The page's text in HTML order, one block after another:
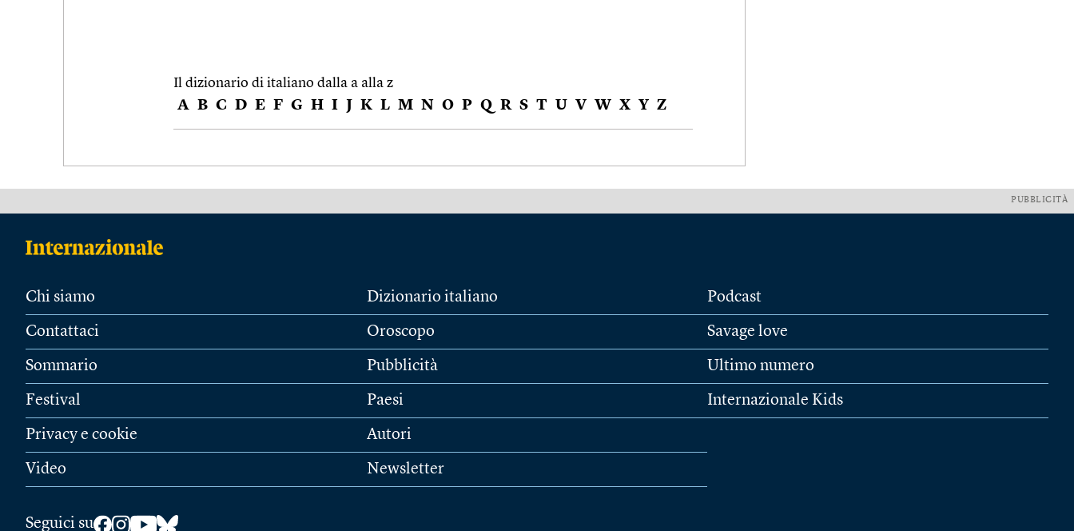
Il dizionario di italiano dalla a alla z
A B C D E F G H I J K L M N O P Q R S T U V W X Y Z
PUBBLICITÀ
Chi siamo
Contattaci
Sommario
Festival
Privacy e cookie
Video
Dizionario italiano
Oroscopo
Pubblicità
Paesi
Autori
Newsletter
Podcast
Savage love
Ultimo numero
Internazionale Kids
Seguici su